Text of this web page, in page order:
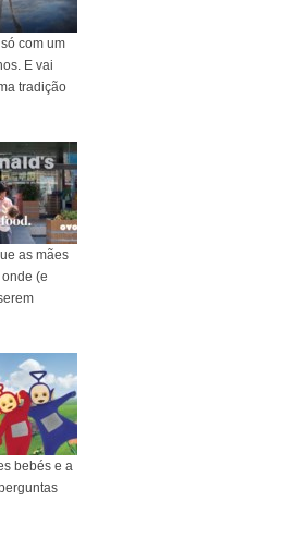
com um
E vai
tradição
as mães
(e
bebés e a